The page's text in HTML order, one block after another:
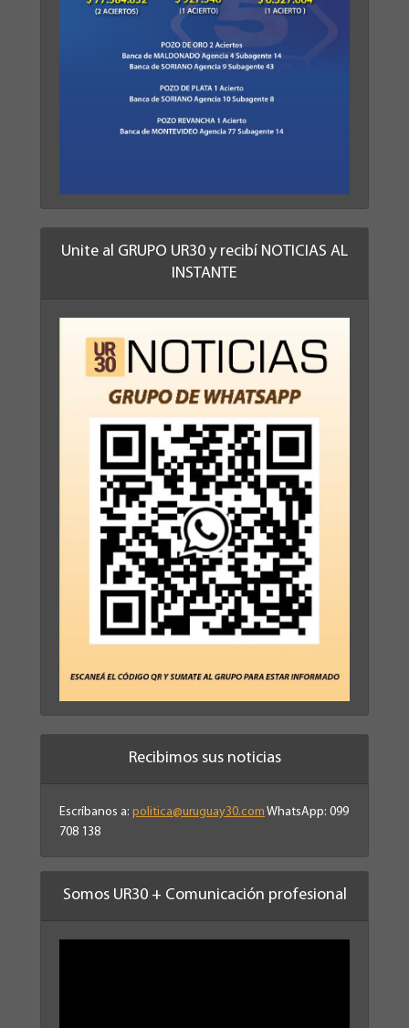
Unite al GRUPO UR30 y recibí NOTICIAS AL
INSTANTE
Recibimos sus noticias
Escríbanos a: politica@uruguay30.com WhatsApp: 099
708 138
Somos UR30 + Comunicación profesional